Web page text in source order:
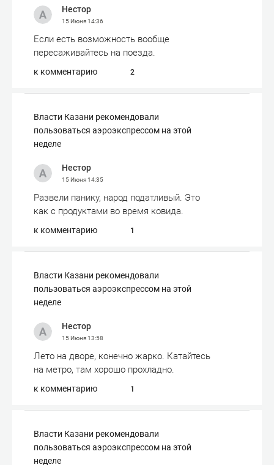
Нестор
15 Июня14:36
Если есть возможность вообще
пересаживайтесь на поезда.
к комментарию 2
Власти Казани рекомендовали
пользоваться аэроэкспрессом на этой
неделе
Нестор
15 Июня14:35
Развели панику, народ податливый. Это
как с продуктами во время ковида.
к комментарию 1
Власти Казани рекомендовали
пользоваться аэроэкспрессом на этой
неделе
Нестор
15 Июня13:58
Лето на дворе, конечно жарко. Катайтесь
на метро, там хорошо прохладно.
к комментарию 1
Власти Казани рекомендовали
пользоваться аэроэкспрессом на этой
неделе